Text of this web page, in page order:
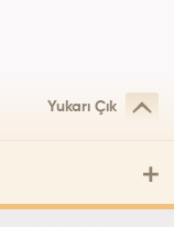
Yukarı Çık